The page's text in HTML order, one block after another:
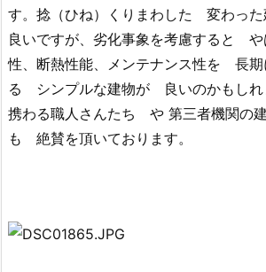
す。捻（ひね）くりまわした 変わった
良いですが、劣化事象を考慮すると
性、断熱性能、メンテナンス性を 長期
る シンプルな建物が 良いのかもし
携わる職人さんたち や 第三者機関の
も 絶賛を頂いております。